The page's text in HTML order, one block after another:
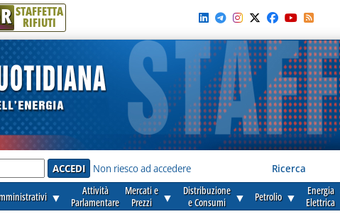
R STAFFETTA
RIFIUTI
Non riesco ad accedere Ricerca
▼
Attività
Parlamentare
Mercati e
Prezzi
▼
Distribuzione
e Consumi
▼ Petrolio ▼
Energia
Elettrica